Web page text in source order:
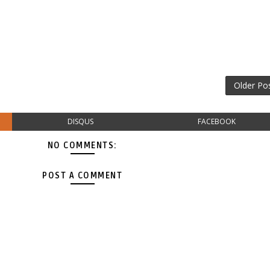
Older
DISQUS FACEBOOK
NO COMMENTS:
POST A COMMENT